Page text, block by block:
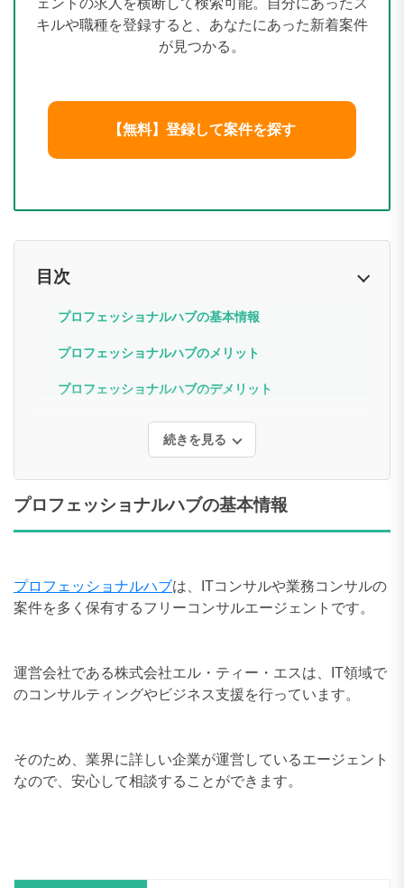
キルや職種を登録すると、あなたにあった新着案件
が見つかる。
【無料】登録して案件を探す
目次
プロフェッショナルハブの基本情報
プロフェッショナルハブのメリット
プロフェッショナルハブのデメリット
続きを見る
プロフェッショナルハブの基本情報
プロフェッショナルハブは、ITコンサルや業務コンサルの
案件を多く保有するフリーコンサルエージェントです。
運営会社である株式会社エル・ティー・エスは、IT領域で
のコンサルティングやビジネス支援を行っています。
そのため、業界に詳しい企業が運営しているエージェント
なので、安心して相談することができます。